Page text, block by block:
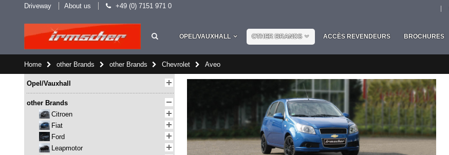
Driveway About us +49 (0) 7151 971 0
OPEL/VAUXHALL OTHER BRANDS ACCÈS REVENDEURS BROCHURES
Home other Brands other Brands Chevrolet Aveo
Opel/Vauxhall
other Brands
Citroen
Fiat
Ford
Leapmotor